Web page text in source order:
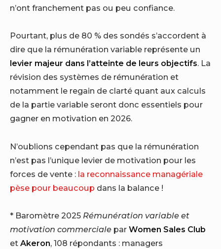
n’ont franchement pas ou peu confiance.
Pourtant, plus de 80 % des sondés s’accordent à
dire que la rémunération variable représente un
levier majeur dans l’atteinte de leurs objectifs. La
révision des systèmes de rémunération et
notamment le regain de clarté quant aux calculs
de la partie variable seront donc essentiels pour
gagner en motivation en 2026.
N’oublions cependant pas que la rémunération
n’est pas l’unique levier de motivation pour les
forces de vente : la reconnaissance managériale
pèse pour beaucoup dans la balance !
* Baromètre 2025 Rémunération variable et
motivation commerciale par Women Sales Club
et Akeron, 108 répondants : managers